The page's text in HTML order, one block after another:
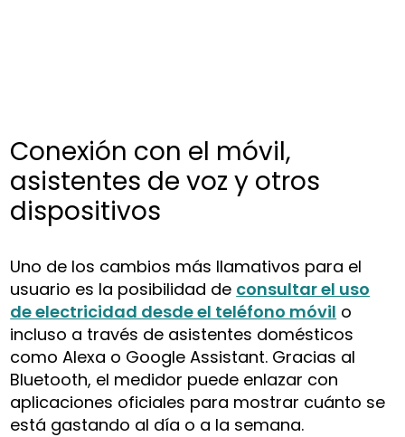
Conexión con el móvil,
asistentes de voz y otros
dispositivos
Uno de los cambios más llamativos para el
usuario es la posibilidad de consultar el uso
de electricidad desde el teléfono móvil o
incluso a través de asistentes domésticos
como Alexa o Google Assistant. Gracias al
Bluetooth, el medidor puede enlazar con
aplicaciones oficiales para mostrar cuánto se
está gastando al día o a la semana.